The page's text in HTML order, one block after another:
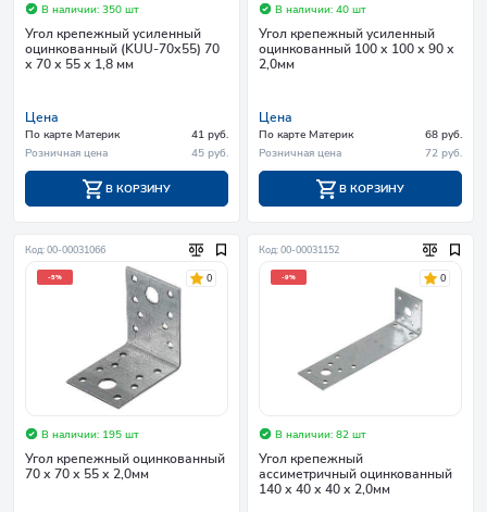
В наличии: 350 шт
Угол крепежный усиленный
оцинкованный (KUU-70х55) 70
х 70 х 55 х 1,8 мм
Цена
По карте Материк
41 руб.
Розничная цена
45 руб.
В КОРЗИНУ
В наличии: 40 шт
Угол крепежный усиленный
оцинкованный 100 х 100 х 90 х
2,0мм
Цена
По карте Материк
68 руб.
Розничная цена
72 руб.
В КОРЗИНУ
Код: 00-00031066
-5% 0
В наличии: 195 шт
Угол крепежный оцинкованный
70 х 70 х 55 х 2,0мм
Код: 00-00031152
-9% 0
В наличии: 82 шт
Угол крепежный
асcиметричный оцинкованный
140 х 40 х 40 х 2,0мм